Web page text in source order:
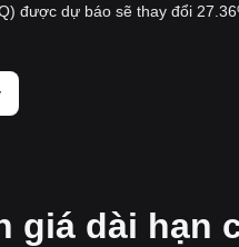
được dự báo sẽ thay đổi
giá dài hạn